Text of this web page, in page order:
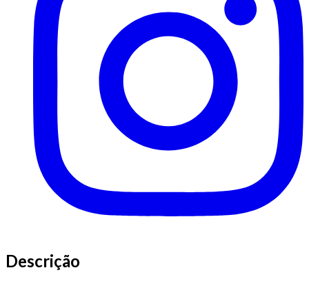
Descrição